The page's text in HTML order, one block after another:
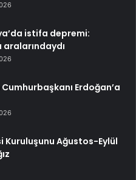
istifa depremi:
aralarındaydı
Erdoğan’a
Kuruluşunu Ağustos-Eylül